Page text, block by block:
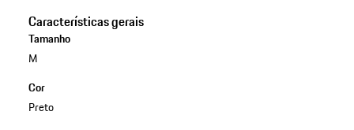
Características gerais
Tamanho
M
Cor
Preto